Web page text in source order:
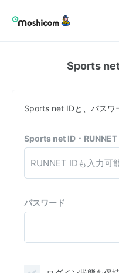
Sports
Sports net IDと、パスワ
Sports net ID・RUNNET
パスワード